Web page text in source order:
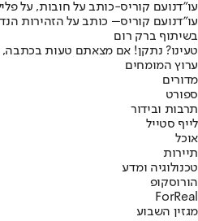
עו”דנועם קוריס-כותב על חובות, על
עו”דנועם קוריס– כותב על הזהירות
בשיתוף ברק רום
טעינו? נתקן! אם מצאתם טעות
ערוץ המומחים
מדורים
ספורט
תרבות ובידור
לייף סטייל
אוכל
תיירות
טכנולוגיה ומדע
הורוסקופ
ForReal
מגזין השבוע